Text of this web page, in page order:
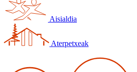
Aisialdia
Aterpetxeak